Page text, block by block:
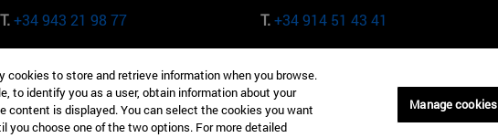
T.+34 943 21 98 77
T.+34 914 51 43 41
165 W 57th St 10019-2201 Nueva York
EE.UU
Maria-Theresia-Straße 15 81675
Múnich Alemania
to store and retrieve information when you browse.
to identify you as a user, obtain information about your
content is displayed. You can select the cookies you want
you choose one of the two options. For more detailed
Manage cookies